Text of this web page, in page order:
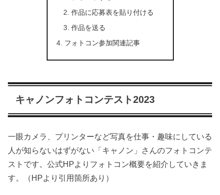
作品に応募表を貼り付ける
作品を送る
フォトコン参加関連記事
キャノンフォトコンテスト2023
一眼カメラ、プリンターなど写真を仕事・趣味にしている
人が知らないはずがない「キャノン」さんのフォトコンテ
ストです。公式HPよりフォトコン概要を紹介していきま
す。（HPより引用箇所あり）